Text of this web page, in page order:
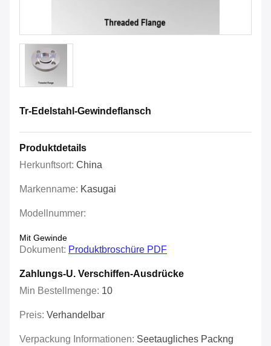
Tr-Edelstahl-Gewindeflansch
Produktdetails
Herkunftsort: China
Markenname: Kasugai
Modellnummer:
Mit Gewinde
Dokument: Produktbroschüre PDF
Zahlungs-U. Verschiffen-Ausdrücke
Min Bestellmenge: 10
Preis: Verhandelbar
Verpackung Informationen: Seetaugliches Packng